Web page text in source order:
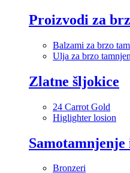
Proizvodi za
Balzami za brzo
Ulja za brzo
Zlatne šljokice
24 Carrot Gold
Higlighter losion
Bronzeri